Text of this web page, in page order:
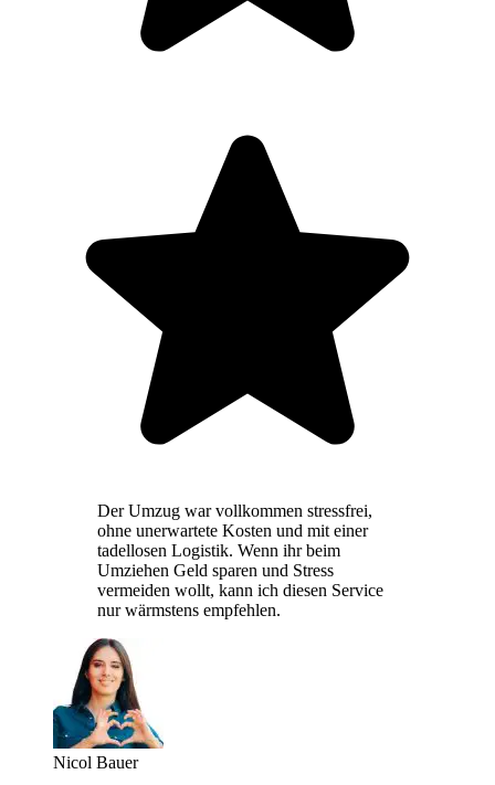
Der Umzug war vollkommen stressfrei,
ohne unerwartete Kosten und mit einer
tadellosen Logistik. Wenn ihr beim
Umziehen Geld sparen und Stress
vermeiden wollt, kann ich diesen Service
nur wärmstens empfehlen.
Nicol Bauer